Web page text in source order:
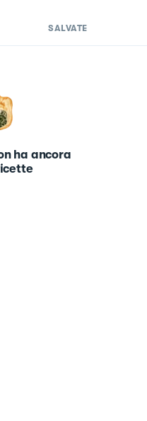
SALVATE
ha ancora